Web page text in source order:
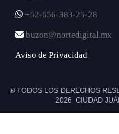
+52-656-383-25-28
buzon@nortedigital.mx
Aviso de Privacidad
® TODOS LOS DERECHOS
2026 CIUDAD